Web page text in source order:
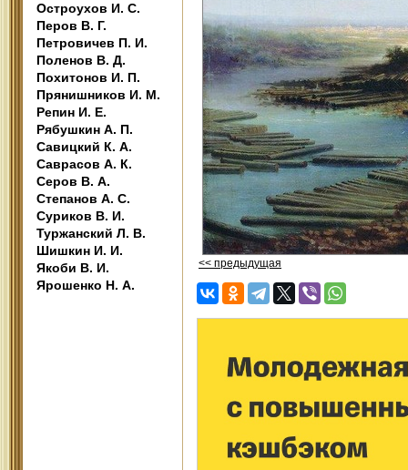
Остроухов И. С.
Перов В. Г.
Петровичев П. И.
Поленов В. Д.
Похитонов И. П.
Прянишников И. М.
Репин И. Е.
Рябушкин А. П.
Савицкий К. А.
Саврасов А. К.
Серов В. А.
Степанов А. С.
Суриков В. И.
Туржанский Л. В.
Шишкин И. И.
Якоби В. И.
Ярошенко Н. А.
<< предыдущая